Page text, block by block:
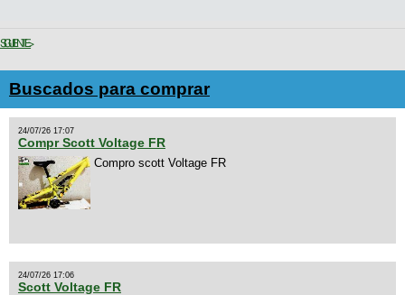
SIGUIENTE >
Buscados para comprar
24/07/26 17:07
Compr Scott Voltage FR
Compro scott Voltage FR
24/07/26 17:06
Scott Voltage FR